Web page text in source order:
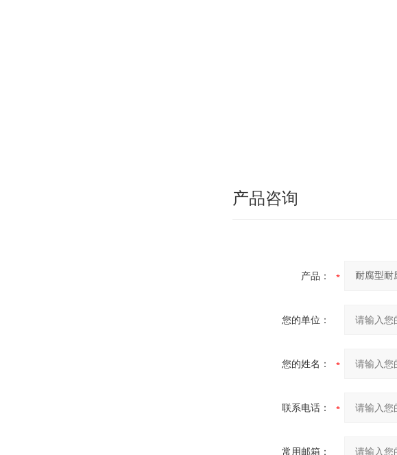
产品咨询
产品：
您的单位：
您的姓名：
联系电话：
常用邮箱：